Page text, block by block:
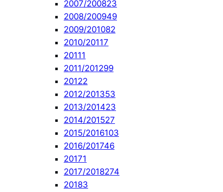
2007/200823
2008/200949
2009/201082
2010/20117
20111
2011/201299
20122
2012/201353
2013/201423
2014/201527
2015/2016103
2016/201746
20171
2017/2018274
20183